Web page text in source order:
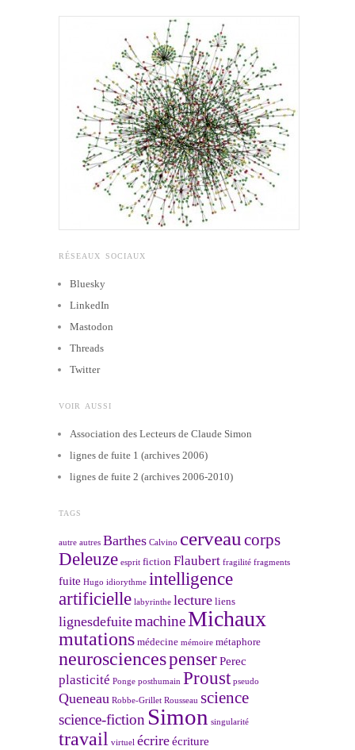
RÉSEAUX SOCIAUX
Bluesky
LinkedIn
Mastodon
Threads
Twitter
VOIR AUSSI
Association des Lecteurs de Claude Simon
lignes de fuite 1 (archives 2006)
lignes de fuite 2 (archives 2006-2010)
TAGS
autre autres Barthes Calvino cerveau corps
Deleuze esprit fiction Flaubert fragilité fragments
fuite Hugo idiorythme intelligence
artificielle labyrinthe lecture liens
lignesdefuitemachineMichaux
mutations médecine mémoire métaphore
neurosciencespenserPerec
plasticité Ponge posthumain Proust pseudo
Queneau Robbe-Grillet Rousseau science
science-fiction Simon singularité
travail virtuel écrireécriture